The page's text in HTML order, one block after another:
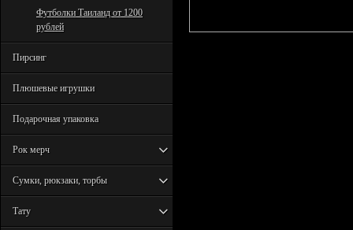
Футболки Таиланд от 1200
рублей
Пирсинг
Плюшевые игрушки
Подарочная упаковка
Рок мерч
Сумки, рюкзаки, торбы
Тату